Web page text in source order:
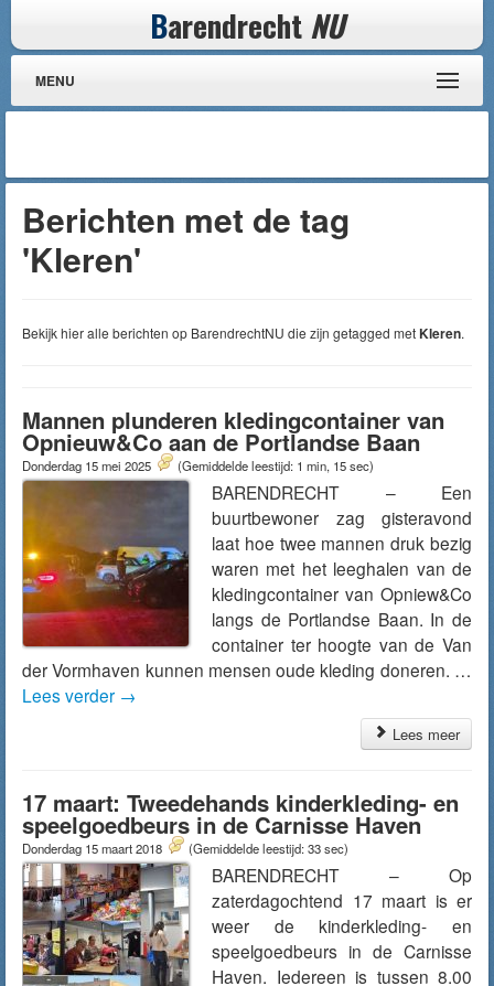
Barendrecht NU
MENU
Berichten met de tag
'Kleren'
Bekijk hier alle berichten op BarendrechtNU die zijn getagged metKleren.
Mannen plunderen kledingcontainer van
Opnieuw&Co aan de Portlandse Baan
Donderdag 15 mei 2025 (Gemiddelde leestijd: 1 min, 15 sec)
BARENDRECHT – Een
buurtbewoner zag gisteravond
laat hoe twee mannen druk bezig
waren met het leeghalen van de
kledingcontainer van Opniew&Co
langs de Portlandse Baan. In de
container ter hoogte van de Van
der Vormhaven kunnen mensen oude kleding doneren. …
Lees verder →
Lees meer
17 maart: Tweedehands kinderkleding- en
speelgoedbeurs in de Carnisse Haven
Donderdag 15 maart 2018 (Gemiddelde leestijd: 33 sec)
BARENDRECHT – Op
zaterdagochtend 17 maart is er
weer de kinderkleding- en
speelgoedbeurs in de Carnisse
Haven. Iedereen is tussen 8.00